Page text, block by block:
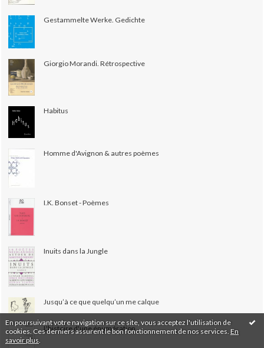
En poursuivant votre navigation sur ce site, vous acceptez l'utilisation de
cookies. Ces derniers assurent le bon fonctionnement de nos services. En
savoir plus
Gestammelte Werke. Gedichte
Giorgio Morandi. Rétrospective
Habitus
Homme d'Avignon & autres poèmes
I.K. Bonset - Poèmes
Inuits dans la Jungle
Jusqu’à ce que quelqu’un me calque
L'histoire d'une énumération